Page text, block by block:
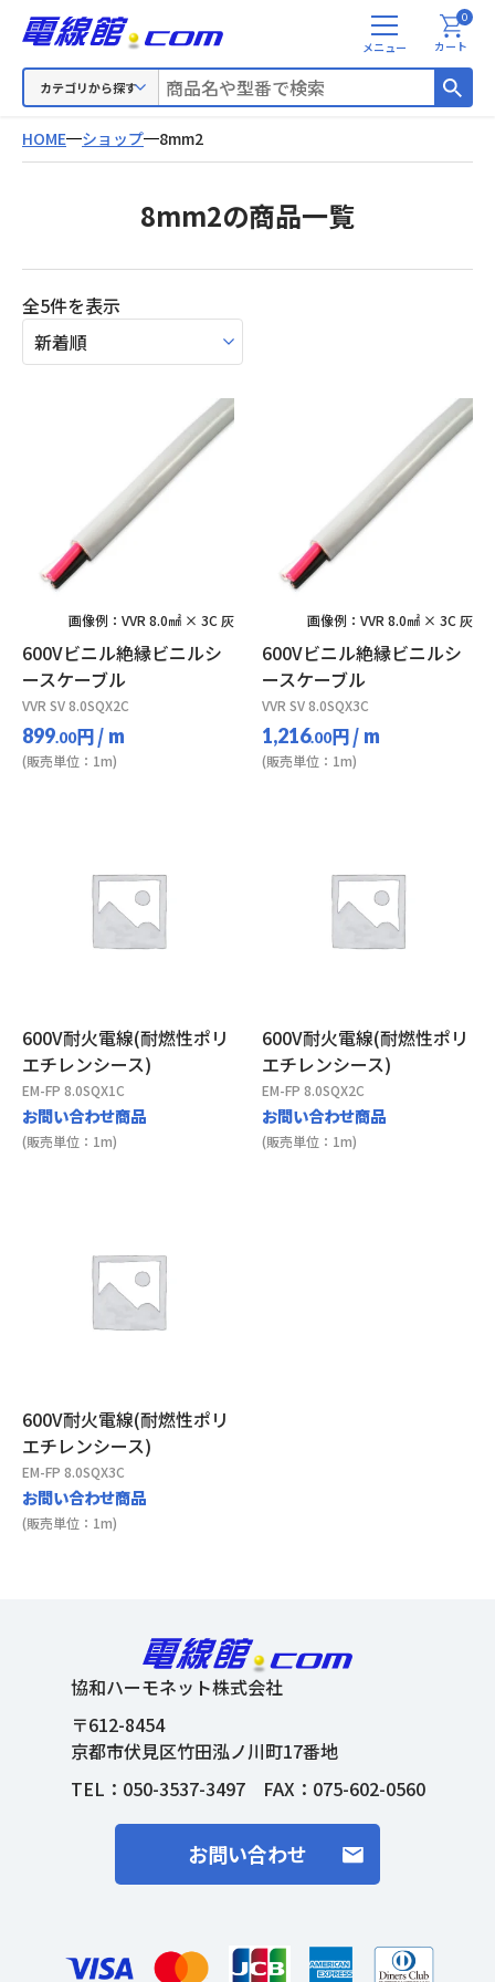
カテゴリから探す
メ
ニ
カート
0
HOME ショップ 8mm2
8mm2の商品一覧
全5件を表示新
い
画像例：VVR 8.0㎟ × 3C 灰
600Vビニル絶縁ビニルシ
ースケーブル
VVR SV 8.0SQX2C
899.00円/ m
(販売単位：1m)
画像例：VVR 8.0㎟ × 3C 灰
600Vビニル絶縁ビニルシ
ースケーブル
VVR SV 8.0SQX3C
1,216.00円/ m
(販売単位：1m)
600V耐火電線(耐燃性ポリ
エチレンシース)
EM-FP 8.0SQX1C
お問い合わせ商品
(販売単位：1m)
600V耐火電線(耐燃性ポリ
エチレンシース)
EM-FP 8.0SQX2C
お問い合わせ商品
(販売単位：1m)
600V耐火電線(耐燃性ポリ
エチレンシース)
EM-FP 8.0SQX3C
お問い合わせ商品
(販売単位：1m)
協和ハーモネット株式会社
〒612-8454
京都市伏見区竹田泓ノ川町17番地
TEL： 050-3537-3497FAX：075-602-0560
お問い合わせ